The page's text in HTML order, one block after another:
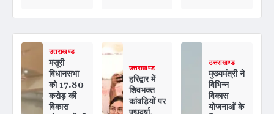
उत्तराखण्ड
मसूरी
विधानसभा
को 17.80
करोड़ की
विकास
उत्तराखण्ड
हरिद्वार में
शिवभक्त
कांवड़ियों पर
उत्तराखण्ड
मुख्यमंत्री ने
विभिन्न
विकास
योजनाओं के